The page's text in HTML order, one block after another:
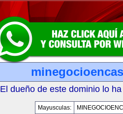
El dueño de este dominio lo
Mayusculas: